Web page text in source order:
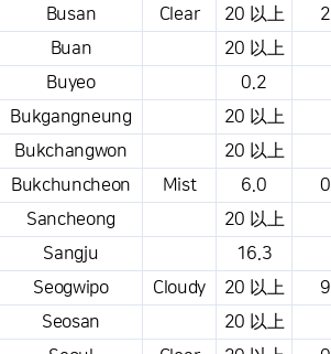
Busan Clear 20 以上 2
Buan
20 以上
Buyeo
0.2
Bukgangneung
20 以上
Bukchangwon
20 以上
Bukchuncheon
Mist 6.0 0
Sancheong
20 以上
Sangju
16.3
Seogwipo
Cloudy 20 以上 9
Seosan
20 以上